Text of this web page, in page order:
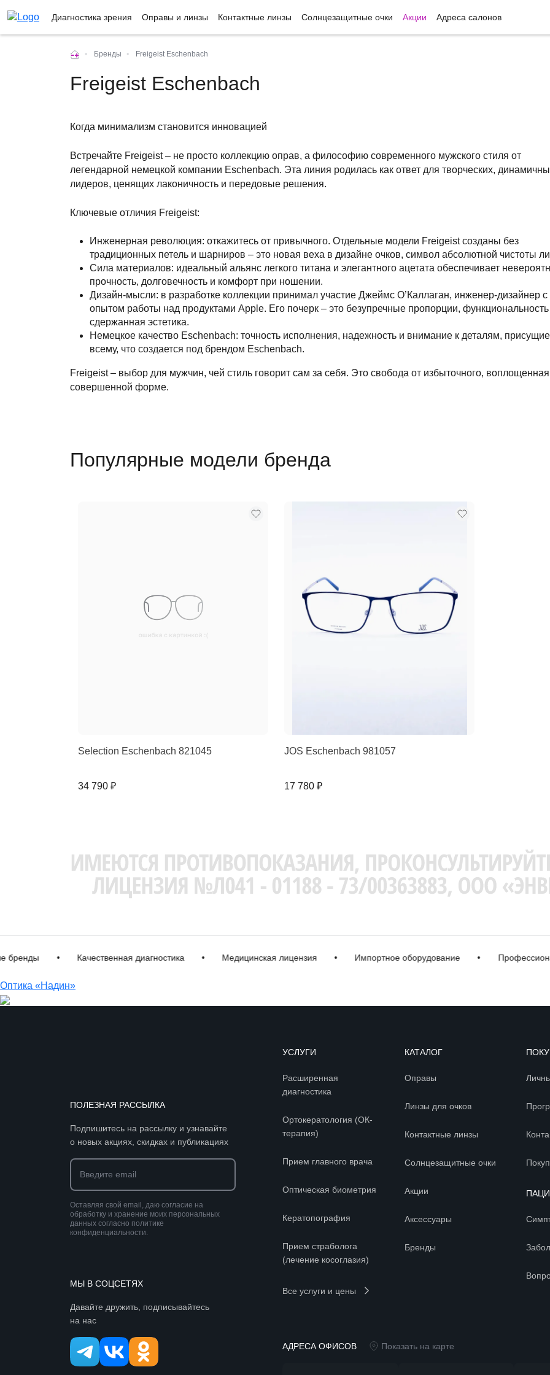
Диагностика зрения Оправы и линзы Контактные линзы Солнцезащитные очки Акции Адреса салонов
• Бренды • Freigeist Eschenbach
Freigeist Eschenbach
Когда минимализм становится инновацией
Встречайте Freigeist – не просто коллекцию оправ, а философию современного мужского стиля от
легендарной немецкой компании Eschenbach. Эта линия родилась как ответ для творческих,
лидеров, ценящих лаконичность и передовые решения.
Ключевые отличия Freigeist:
Инженерная революция: откажитесь от привычного. Отдельные модели Freigeist созданы без
традиционных петель и шарниров – это новая веха в дизайне очков, символ абсолютной чистоты
Сила материалов: идеальный альянс легкого титана и элегантного ацетата обеспечивает
прочность, долговечность и комфорт при ношении.
Дизайн-мысли: в разработке коллекции принимал участие Джеймс О’Каллаган, инженер-дизайнер с
опытом работы над продуктами Apple. Его почерк – это безупречные пропорции,
сдержанная эстетика.
Немецкое качество Eschenbach: точность исполнения, надежность и внимание к деталям, присущие
всему, что создается под брендом Eschenbach.
Freigeist – выбор для мужчин, чей стиль говорит сам за себя. Это свобода от избыточного,
совершенной форме.
Популярные модели бренда
Selection Eschenbach 821045
34 790 ₽
JOS Eschenbach 981057
17 780 ₽
Качественная диагностика Медицинская лицензия Импортное оборудование
Оптика «Надин»
ПОЛЕЗНАЯ РАССЫЛКА
Подпишитесь на рассылку и узнавайте
о новых акциях, скидках и публикациях
Оставляя свой email, даю согласие на
обработку и хранение моих персональных
данных согласно политике
конфиденциальности.
МЫ В СОЦСЕТЯХ
Давайте дружить, подписывайтесь
на нас
УСЛУГИ
Расширенная
диагностика
Ортокератология (ОК-
терапия)
Прием главного врача
Оптическая биометрия
Кератопография
Прием страболога
(лечение косоглазия)
Все услуги и цены
КАТАЛОГ
Оправы
Линзы для очков
Контактные линзы
Солнцезащитные очки
Акции
Аксессуары
Бренды
АДРЕСА ОФИСОВ Показать на карте